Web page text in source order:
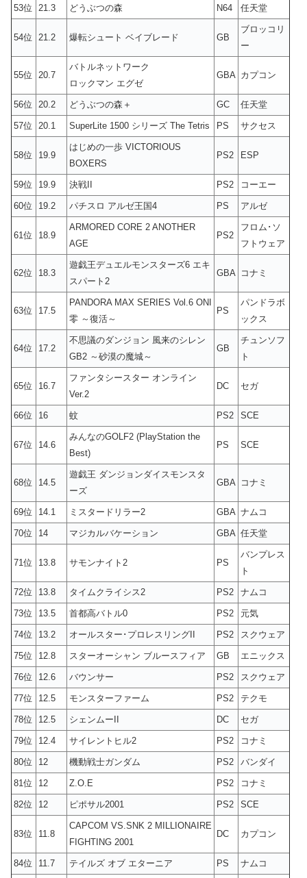
53位 21.3 どうぶつの森 N64 任天堂
54位 21.2 爆転シュート ベイブレード GB
ブロッコリ
ー
55位 20.7
バトルネットワーク
ロックマン エグゼ
GBA カプコン
56位 20.2 どうぶつの森＋ GC 任天堂
57位 20.1 SuperLite 1500 シリーズ The Tetris PS サクセス
58位 19.9
はじめの一歩 VICTORIOUS
BOXERS
PS2 ESP
59位 19.9 決戦II PS2 コーエー
60位 19.2 パチスロ アルゼ王国4 PS アルゼ
61位 18.9
ARMORED CORE 2 ANOTHER
AGE
PS2
フロム･ソ
フトウェア
62位 18.3
遊戯王デュエルモンスターズ6 エキ
スパート2
GBA コナミ
63位 17.5
PANDORA MAX SERIES Vol.6 ONI
零 ～復活～
PS
パンドラボ
ックス
64位 17.2
不思議のダンジョン 風来のシレン
GB2 ～砂漠の魔城～
GB
チュンソフ
ト
65位 16.7
ファンタシースター オンライン
Ver.2
DC セガ
66位 16 蚊 PS2 SCE
67位 14.6
みんなのGOLF2 (PlayStation the
Best)
PS SCE
68位 14.5
遊戯王 ダンジョンダイスモンスタ
ーズ
GBA コナミ
69位 14.1 ミスタードリラー2 GBA ナムコ
70位 14 マジカルバケーション GBA 任天堂
71位 13.8 サモンナイト2 PS
バンプレス
ト
72位 13.8 タイムクライシス2 PS2 ナムコ
73位 13.5 首都高バトル0 PS2 元気
74位 13.2 オールスター･プロレスリングII PS2 スクウェア
75位 12.8 スターオーシャン ブルースフィア GB エニックス
76位 12.6 バウンサー PS2 スクウェア
77位 12.5 モンスターファーム PS2 テクモ
78位 12.5 シェンムーII DC セガ
79位 12.4 サイレントヒル2 PS2 コナミ
80位 12 機動戦士ガンダム PS2 バンダイ
81位 12 Z.O.E PS2 コナミ
82位 12 ピポサル2001 PS2 SCE
83位 11.8
CAPCOM VS.SNK 2 MILLIONAIRE
FIGHTING 2001
DC カプコン
84位 11.7 テイルズ オブ エターニア PS ナムコ